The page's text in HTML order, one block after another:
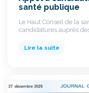
santé publique
Le Haut Conseil de la
candidatures auprès
Lire la suite